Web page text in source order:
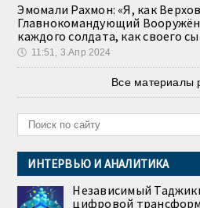
Эмомали Рахмон: «Я, как
Главнокомандующий
каждого солдата, как своего
🕔 11:51, 3.Апр 2024
Все материалы
ИНТЕРВЬЮ И АНАЛИТИКА
Независимый
цифровой